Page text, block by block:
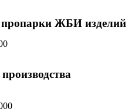
пропарки ЖБИ изделий